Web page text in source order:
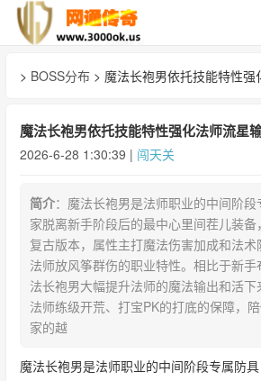
> BOSS分布 > 魔法长袍男依托技能特性强
魔法长袍男依托技能特性强化法师流星
2026-6-28 1:30:39 | 闯天关
简介：魔法长袍男是法师职业的中间阶
家脱离新手阶段后的最中心里间茬儿装
复古版本，属性主打魔法伤害加成和法
法师放风筝群伤的职业特性。相比于新
法长袍男大幅提升法师的魔法输出和活
法师练级开荒、打宝PK的打底的保障，
家的越
魔法长袍男是法师职业的中间阶段专属防